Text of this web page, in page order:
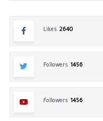
Likes 2640
Followers 1456
Followers 1456